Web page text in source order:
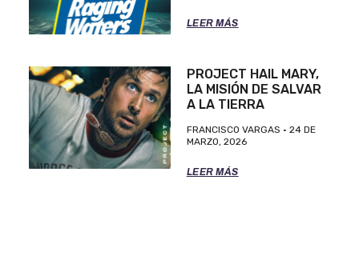
LEER MÁS
PROJECT HAIL MARY,
LA MISIÓN DE SALVAR
A LA TIERRA
FRANCISCO VARGAS
24 DE
MARZO, 2026
LEER MÁS